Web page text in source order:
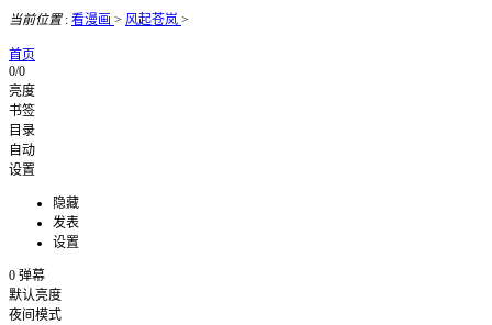
当前位置: 看漫画 > 风起苍岚 >
首页
0/0
亮度
书签
目录
自动
设置
隐藏
发表
设置
0 弹幕
默认亮度
夜间模式